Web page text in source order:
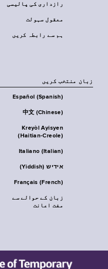
رازداری کی پالیسی
معقول سہولت
ہم سے رابطہ کریں
زبان منتخب کریں
Español (Spanish)
中文 (Chinese)
Kreyòl Ayisyen
(Haitian-Creole)
Italiano (Italian)
אידיש (Yiddish)
Français (French)
زبان کے حوالے سے
مفت اعانت